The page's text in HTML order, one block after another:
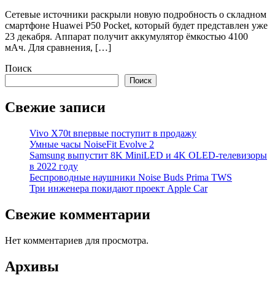
Сетевые источники раскрыли новую подробность о складном
смартфоне Huawei P50 Pocket, который будет представлен уже
23 декабря. Аппарат получит аккумулятор ёмкостью 4100
мАч. Для сравнения, […]
Поиск
Поиск
Свежие записи
Vivo X70t впервые поступит в продажу
Умные часы NoiseFit Evolve 2
Samsung выпустит 8K MiniLED и 4K OLED-телевизоры
в 2022 году
Беспроводные наушники Noise Buds Prima TWS
Три инженера покидают проект Apple Car
Свежие комментарии
Нет комментариев для просмотра.
Архивы